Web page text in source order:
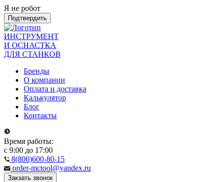
Я не робот
Подтвердить
ИНСТРУМЕНТ
И ОСНАСТКА
ДЛЯ СТАНКОВ
Бренды
О компании
Оплата и доставка
Калькулятор
Блог
Контакты
Время работы:
с 9:00 до 17:00
8(800)600-80-15
order-mctool@yandex.ru
Закзать звонок